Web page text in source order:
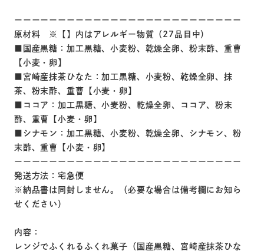
ーーーーーーーーーーーーーーーーーーーーーーーーーー
原材料 ※【】内はアレルギー物質（27品目中）
■国産黒糖：加工黒糖、小麦粉、乾燥全卵、粉末酢、重曹
【小麦・卵】
■宮崎産抹茶ひなた：加工黒糖、小麦粉、乾燥全卵、抹
茶、粉末酢、重曹【小麦・卵】
■ココア：加工黒糖、小麦粉、乾燥全卵、ココア、粉末
酢、重曹【小麦・卵】
■シナモン：加工黒糖、小麦粉、乾燥全卵、シナモン、粉
末酢、重曹【小麦・卵】
ーーーーーーーーーーーーーーーーーーーーーーーーーー
発送方法：宅急便
※納品書は同封しません。（必要な場合は備考欄にお知ら
せください）
内容：
レンジでふくれるふくれ菓子（国産黒糖、宮崎産抹茶ひな